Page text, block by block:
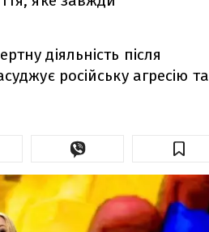
діяльність після
російську агресію та